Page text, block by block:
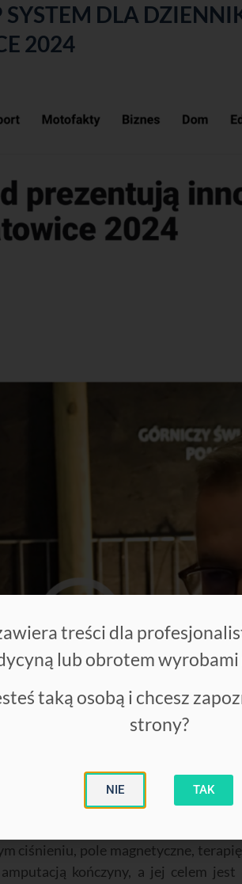
DLA
2024
DMP Systemprzyciągnęło uwagę
Temperatury. System ten
pożarowych i szybką reakcję.
pracy.
System, Michał Dziadek,
ciśnieniu, pole magnetyczne,
kończyny, a jej celem
treści dla
lub obrotem
taką osobą i chcesz
strony?
NIE TAK